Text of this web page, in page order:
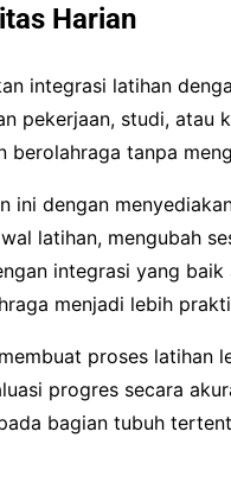
Harian
integrasi latihan
pekerjaan, studi, atau
berolahraga tanpa
ini dengan
latihan, mengubah
integrasi yang
menjadi lebih
proses latihan
progres secara
bagian tubuh